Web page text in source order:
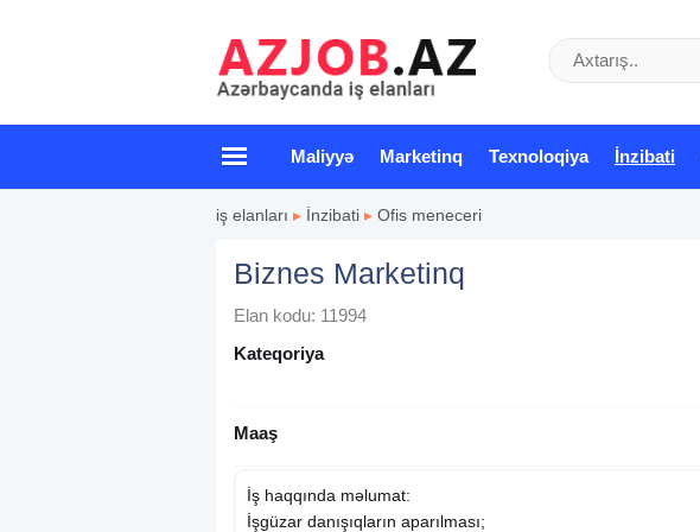
Maliyyə Marketinq Texnoloqiya İnzibati
iş elanları ▸ İnzibati ▸ Ofis meneceri
Biznes Marketinq
Elan kodu: 11994
Kateqoriya
Maaş
İş haqqında məlumat:
İşgüzar danışıqların aparılması;